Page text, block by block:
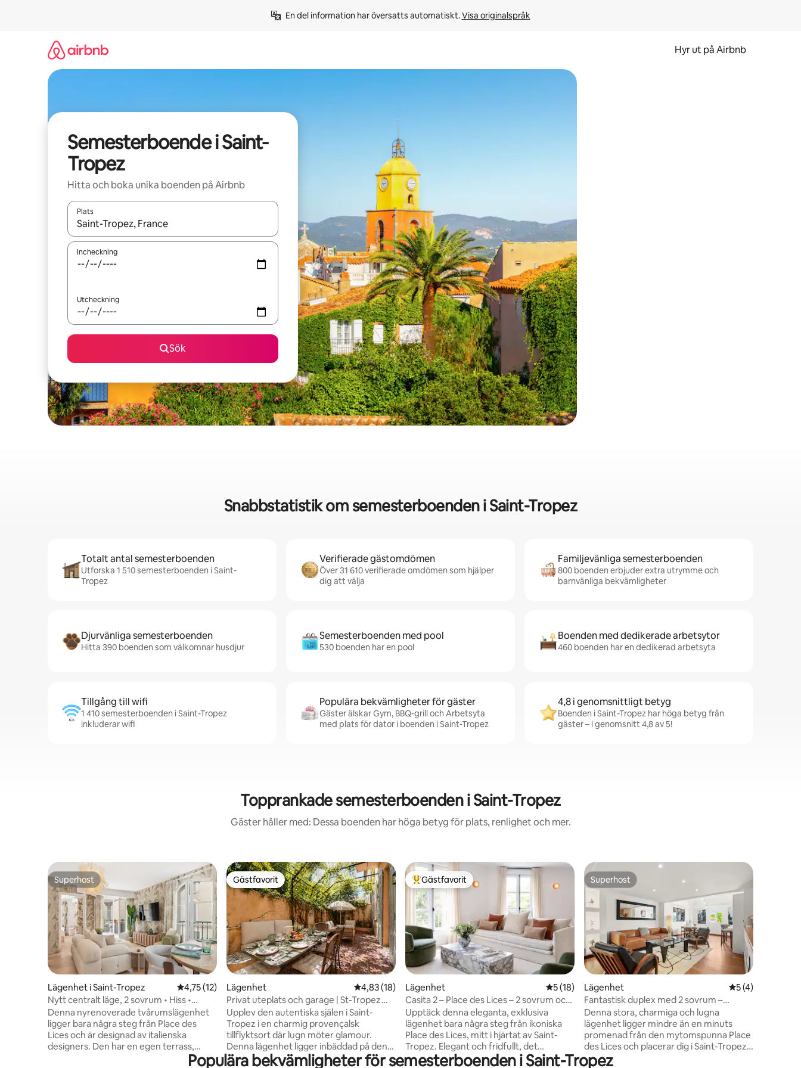
En del information har översatts automatiskt. Visa originalspråk
Hyr ut på Airbnb
Semesterboende i Saint-
Tropez
Hitta och boka unika boenden på Airbnb
Plats
När resultaten är tillgängliga kan du navigera med upp- och nedåtpilarna eller utforska genom att trycka eller svepa.
Incheckning
Utcheckning
Sök
Snabbstatistik om semesterboenden i Saint-Tropez
Totalt antal semesterboenden
Utforska 1 510 semesterboenden i Saint-
Tropez
Verifierade gästomdömen
Över 31 610 verifierade omdömen som hjälper
dig att välja
Familjevänliga semesterboenden
800 boenden erbjuder extra utrymme och
barnvänliga bekvämligheter
Djurvänliga semesterboenden
Hitta 390 boenden som välkomnar husdjur
Semesterboenden med pool
530 boenden har en pool
Boenden med dedikerade arbetsytor
460 boenden har en dedikerad arbetsyta
Tillgång till wifi
1 410 semesterboenden i Saint-Tropez
inkluderar wifi
Populära bekvämligheter för gäster
Gäster älskar Gym, BBQ-grill och Arbetsyta
med plats för dator i boenden i Saint-Tropez
4,8 i genomsnittligt betyg
Boenden i Saint-Tropez har höga betyg från
gäster – i genomsnitt 4,8 av 5!
Topprankade semesterboenden i Saint-Tropez
Gäster håller med: Dessa boenden har höga betyg för plats, renlighet och mer.
Superhost
Superhost
Lägenhet i Saint-Tropez 4,75 av 5 i genomsnittligt betyg, 12 omdömen
4,75 (12)
Nytt centralt läge, 2 sovrum • Hiss •
Parkering • Terrass • Sällsynt
Denna nyrenoverade tvårumslägenhet
ligger bara några steg från Place des
Lices och är designad av italienska
designers. Den har en egen terrass,
säker parkering och hiss – något som är
Gästfavorit
Gästfavorit
Lägenhet 4,83 av 5 i genomsnittligt betyg, 18 omdömen
4,83 (18)
Privat uteplats och garage | St-Tropez
centrum
Upplev den autentiska själen i Saint-
Tropez i en charmig provençalsk
tillflyktsort där lugn möter glamour.
Denna lägenhet ligger inbäddad på den
pittoreska Place du 15ème Corps och är
Populär gästfavorit
Gästfavorit
Lägenhet 5 av 5 i genomsnittligt betyg, 18 omdömen
5 (18)
Casita 2 – Place des Lices – 2 sovrum och
parkering
Upptäck denna eleganta, exklusiva
lägenhet bara några steg från ikoniska
Place des Lices, mitt i hjärtat av Saint-
Tropez. Elegant och fridfullt, det
välkomnar bekvämt upp till 4 gäster.
Superhost
Superhost
Lägenhet 5 av 5 i
5 (4)
Fantastisk duplex med 2 sovrum –
terrass – hjärtat av St Tropez
Denna stora, charmiga och lugna
lägenhet ligger mindre än en minuts
promenad från den mytomspunna Place
des Lices och placerar dig i Saint-Tropez
pulserande hjärta, inom gångavstånd
Populära bekvämligheter för semesterboenden i Saint-Tropez